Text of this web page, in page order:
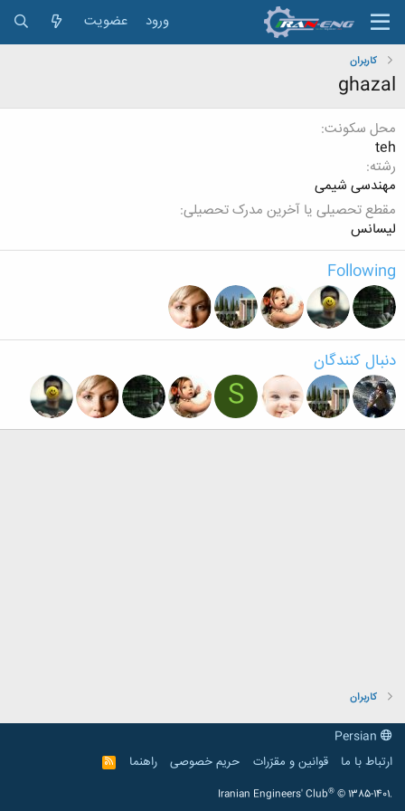
ورود عضویت
کاربران
ghazal
محل سکونت
teh
رشته
مهندسی شیمی
مقطع تحصیلی یا آخرین مدرک تحصیلی
لیسانس
Following
دنبال کنندگان
S
کاربران
ارتباط با ما
قوانین و مقرّرات حریم خصوصی راهنما
R
S
Iranian Engineers' Club® © 1385-1401.